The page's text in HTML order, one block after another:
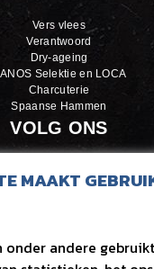
Vers vlees
Verantwoord
Dry-ageing
Selektie en LOCA
Charcuterie
Spaanse Hammen
VOLG ONS
OVER ONS
MAAKT
onder andere